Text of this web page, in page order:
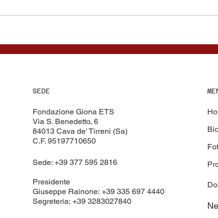
e
SEDE
Fondazione Giona ETS
Via S. Benedetto, 6
84013 Cava de’ Tirreni (Sa)
C.F. 95197710650
Sede: +39 377 595 2816
Presidente
Giuseppe Rainone: +39 335 697 4440
Segreteria: +39 3283027840